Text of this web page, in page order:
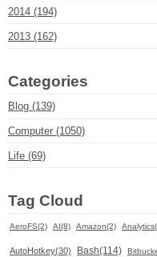
2014 (194)
2013 (162)
Categories
Blog (139)
Computer (1050)
Life (69)
Tag Cloud
AeroFS(2) AI(8) Amazon(2)
AutoHotkey(30) Bash(114)